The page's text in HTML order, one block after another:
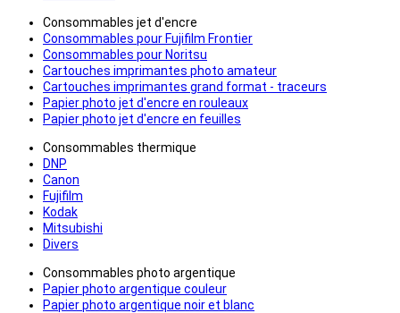
Consommables jet d'encre
Consommables pour Fujifilm Frontier
Consommables pour Noritsu
Cartouches imprimantes photo amateur
Cartouches imprimantes grand format - traceurs
Papier photo jet d'encre en rouleaux
Papier photo jet d'encre en feuilles
Consommables thermique
DNP
Canon
Fujifilm
Kodak
Mitsubishi
Divers
Consommables photo argentique
Papier photo argentique couleur
Papier photo argentique noir et blanc